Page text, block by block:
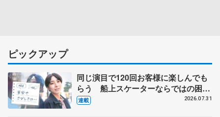
ピックアップ
同じ演目で120回お客様に楽しんでも
らう 船上スケーターならではの困難
とは 影響あったPIW前キャプテン松
連載 2026.07.31